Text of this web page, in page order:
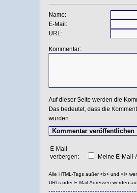
Name:
E-Mail:
URL:
Kommentar:
Auf dieser Seite werden die
Das bedeutet, dass die
wurden.
E-Mail
verbergen:
Meine E-
Alle HTML-Tags außer <b> und <i>
URLs oder E-Mail-Adressen werden